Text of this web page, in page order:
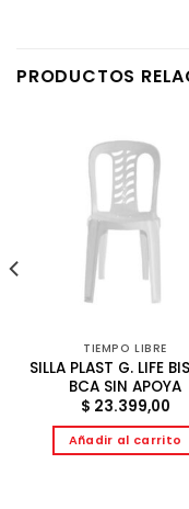
PRODUCTOS
TIEMPO LIBRE
SILLA PLAST G. LIFE
BCA SIN APOYA
$ 23.399,00
Añadir al carrito